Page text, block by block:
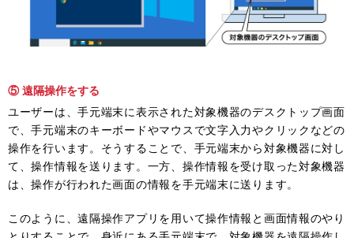
⑤ 遠隔操作をする
ユーザーは、手元端末に表示された対象機器のデスクトップ画面
で、手元端末のキーボードやマウスで文字入力やクリックなどの
操作を行います。そうすることで、手元端末から対象機器に対し
て、操作情報を送ります。一方、操作情報を受け取った対象機器
は、操作が行われた画面の情報を手元端末に送ります。
このように、遠隔操作アプリを用いて操作情報と画面情報のやり